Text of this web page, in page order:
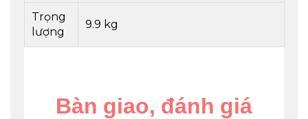
Trọng
lượng
9.9 kg
Bàn giao, đánh giá